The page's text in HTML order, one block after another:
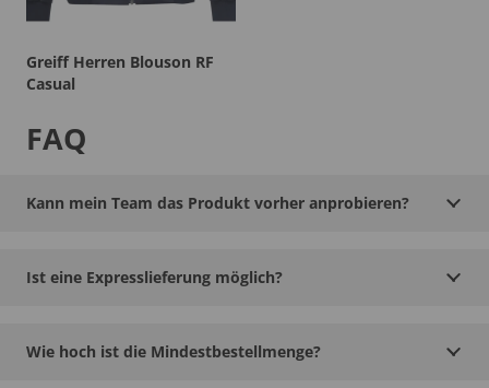
Greiff Herren Blouson RF
Casual
FAQ
Kann mein Team das Produkt vorher anprobieren?
Ist eine Expresslieferung möglich?
Wie hoch ist die Mindestbestellmenge?